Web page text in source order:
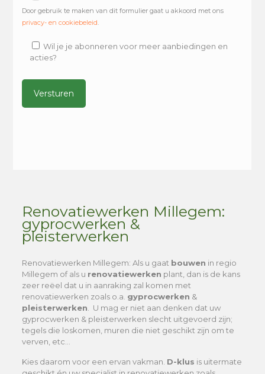
Door gebruik te maken van dit formulier gaat u akkoord met ons
privacy- en cookiebeleid
Wil je je abonneren voor meer aanbiedingen en
acties?
Renovatiewerken Millegem:
gyprocwerken &
pleisterwerken
Renovatiewerken Millegem: Als u gaat bouwen in regio
Millegem of als u renovatiewerken plant, dan is de kans
zeer reëel dat u in aanraking zal komen met
renovatiewerken zoals o.a. gyprocwerken &
pleisterwerken . U mag er niet aan denken dat uw
gyprocwerken & pleisterwerken slecht uitgevoerd zijn;
tegels die loskomen, muren die niet geschikt zijn om te
verven, etc…
Kies daarom voor een ervan vakman. D-klus is uitermate